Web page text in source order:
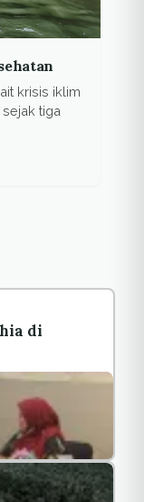
krisis iklim
tiga
di